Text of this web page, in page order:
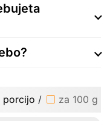
porcijo / za 100 g